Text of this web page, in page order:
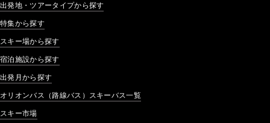
出発地・ツアータイプから探す
特集から探す
スキー場から探す
宿泊施設から探す
出発月から探す
オリオンバス（路線バス）スキーバス一覧
スキー市場